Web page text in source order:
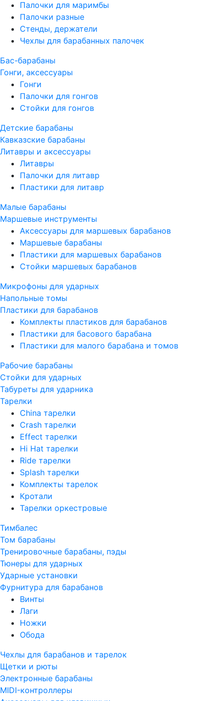
Палочки для маримбы
Палочки разные
Стенды, держатели
Чехлы для барабанных палочек
Бас-барабаны
Гонги, аксессуары
Гонги
Палочки для гонгов
Стойки для гонгов
Детские барабаны
Кавказские барабаны
Литавры и аксессуары
Литавры
Палочки для литавр
Пластики для литавр
Малые барабаны
Маршевые инструменты
Аксессуары для маршевых барабанов
Маршевые барабаны
Пластики для маршевых барабанов
Стойки маршевых барабанов
Микрофоны для ударных
Напольные томы
Пластики для барабанов
Комплекты пластиков для барабанов
Пластики для басового барабана
Пластики для малого барабана и томов
Рабочие барабаны
Стойки для ударных
Табуреты для ударника
Тарелки
China тарелки
Crash тарелки
Effect тарелки
Hi Hat тарелки
Ride тарелки
Splash тарелки
Комплекты тарелок
Кротали
Тарелки оркестровые
Тимбалес
Том барабаны
Тренировочные барабаны, пэды
Тюнеры для ударных
Ударные установки
Фурнитура для барабанов
Винты
Лаги
Ножки
Обода
Чехлы для барабанов и тарелок
Щетки и рюты
Электронные барабаны
MIDI-контроллеры